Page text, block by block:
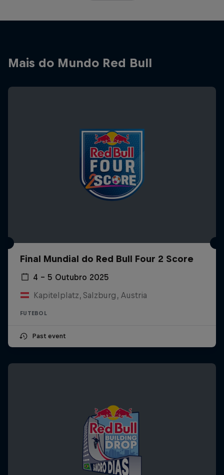
Mais do Mundo Red Bull
Final Mundial do Red Bull Four 2 Score
4 – 5 Outubro 2025
Kapitelplatz, Salzburg, Austria
FUTEBOL
Past event